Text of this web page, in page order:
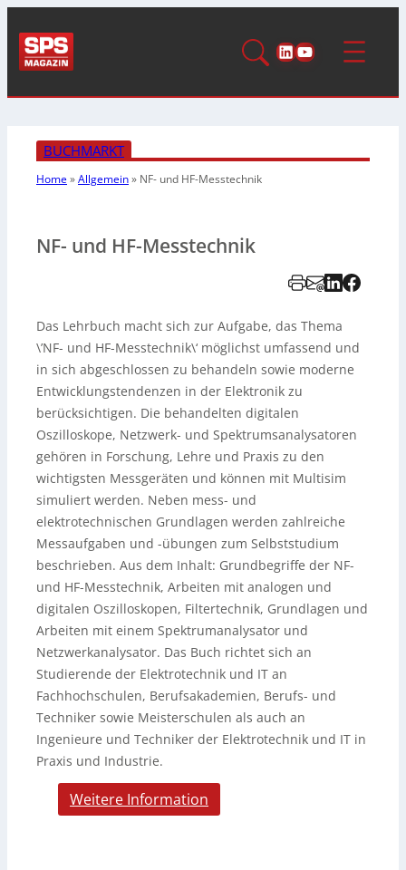
LinkedIn
YouTube
BUCHMARKT
Home»Allgemein» NF- und HF-Messtechnik
NF- und HF-Messtechnik
Das Lehrbuch macht sich zur Aufgabe, das Thema
\’NF- und HF-Messtechnik\‘ möglichst umfassend und
in sich abgeschlossen zu behandeln sowie moderne
Entwicklungstendenzen in der Elektronik zu
berücksichtigen. Die behandelten digitalen
Oszilloskope, Netzwerk- und Spektrumsanalysatoren
gehören in Forschung, Lehre und Praxis zu den
wichtigsten Messgeräten und können mit Multisim
simuliert werden. Neben mess- und
elektrotechnischen Grundlagen werden zahlreiche
Messaufgaben und -übungen zum Selbststudium
beschrieben. Aus dem Inhalt: Grundbegriffe der NF-
und HF-Messtechnik, Arbeiten mit analogen und
digitalen Oszilloskopen, Filtertechnik, Grundlagen und
Arbeiten mit einem Spektrumanalysator und
Netzwerkanalysator. Das Buch richtet sich an
Studierende der Elektrotechnik und IT an
Fachhochschulen, Berufsakademien, Berufs- und
Techniker sowie Meisterschulen als auch an
Ingenieure und Techniker der Elektrotechnik und IT in
Praxis und Industrie.
Weitere Information